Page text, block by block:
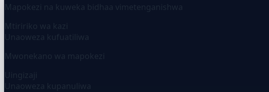
Mapokezi na kuweka bidhaa vimetenganishwa
Mtiririko wa kazi
Unaoweza kufuatiliwa
Mwonekano wa mapokezi
Uingizaji
Unaoweza kupanuliwa